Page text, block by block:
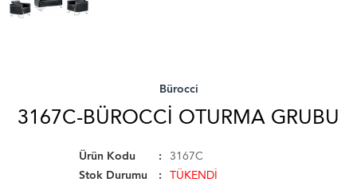
Bürocci
3167C-BÜROCCI OTURMA GRUBU
Ürün Kodu
3167C
Stok Durumu
TÜKENDİ